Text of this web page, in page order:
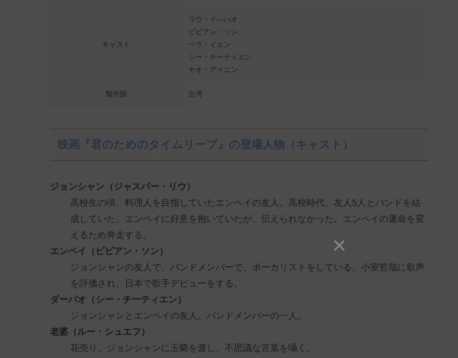
キャスト
リウ・イ―ハオ
ビビアン・ソン
ベラ・イェン
シー・チーティエン
ヤオ・アイニン
製作国 台湾
映画『君のためのタイムリープ』の登場人物（キャスト）
ジョンシャン（ジャスパー・リウ）
高校生の頃、料理人を目指していたエンペイの友人。高校時代、友人5人とバンドを結
成していた。エンペイに好意を抱いていたが、伝えられなかった。エンペイの運命を変
えるため奔走する。
エンペイ（ビビアン・ソン）
ジョンシャンの友人で、バンドメンバーで、ボーカリストをしている。小室哲哉に歌声
を評価され、日本で歌手デビューをする。
ダーパオ（シー・チーティエン）
ジョンシャンとエンペイの友人。バンドメンバーの一人。
老婆（ルー・シュエフ）
花売り。ジョンシャンに玉藺を渡し、不思議な言葉を囁く。